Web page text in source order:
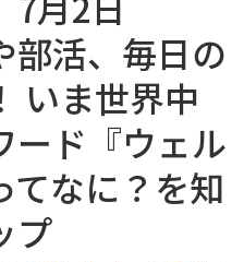
部活、毎日の
いま世界中
ード『ウェル
てなに？を知
プ